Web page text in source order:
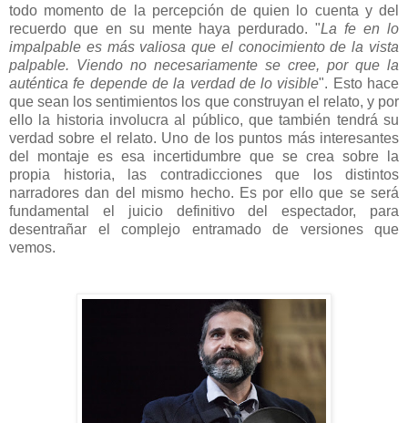
todo momento de la percepción de quien lo cuenta y del
recuerdo que en su mente haya perdurado. "La fe en lo
impalpable es más valiosa que el conocimiento de la vista
palpable. Viendo no necesariamente se cree, por que la
auténtica fe depende de la verdad de lo visible". Esto hace
que sean los sentimientos los que construyan el relato, y por
ello la historia involucra al público, que también tendrá su
verdad sobre el relato. Uno de los puntos más interesantes
del montaje es esa incertidumbre que se crea sobre la
propia historia, las contradicciones que los distintos
narradores dan del mismo hecho. Es por ello que se será
fundamental el juicio definitivo del espectador, para
desentrañar el complejo entramado de versiones que
vemos.